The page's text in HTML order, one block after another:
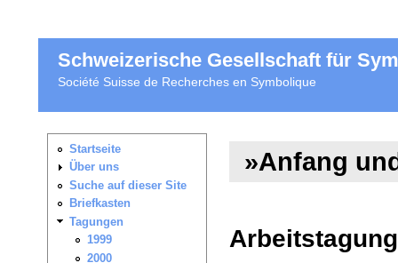
Schweizerische Gesellschaft für
Société Suisse de Recherches en Symbolique
»Anfang